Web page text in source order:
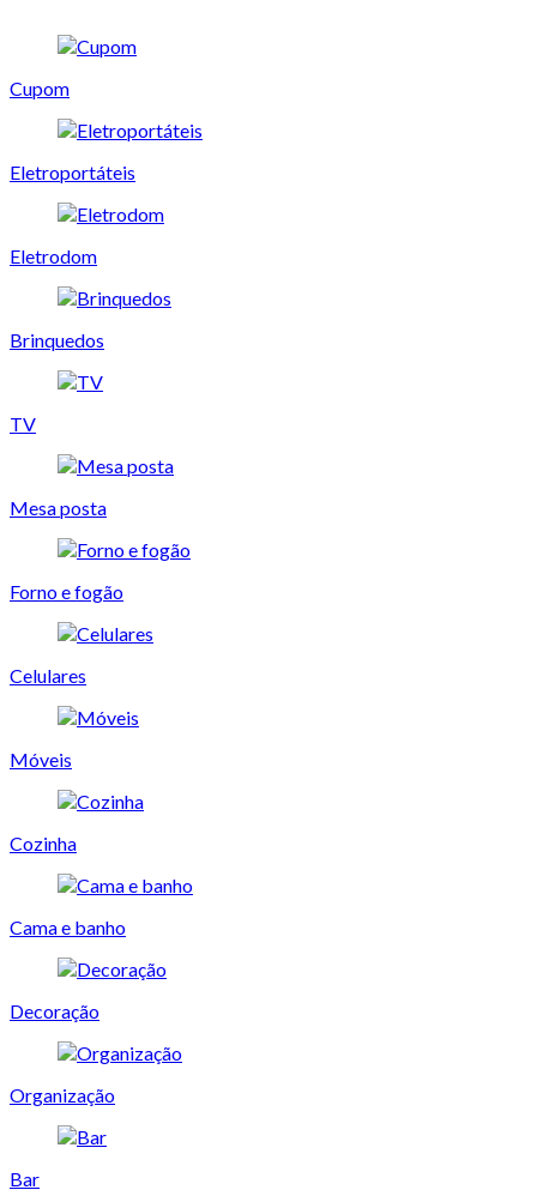
Cupom
Eletroportáteis
Eletrodom
Brinquedos
TV
Mesa posta
Forno e fogão
Celulares
Móveis
Cozinha
Cama e banho
Decoração
Organização
Bar